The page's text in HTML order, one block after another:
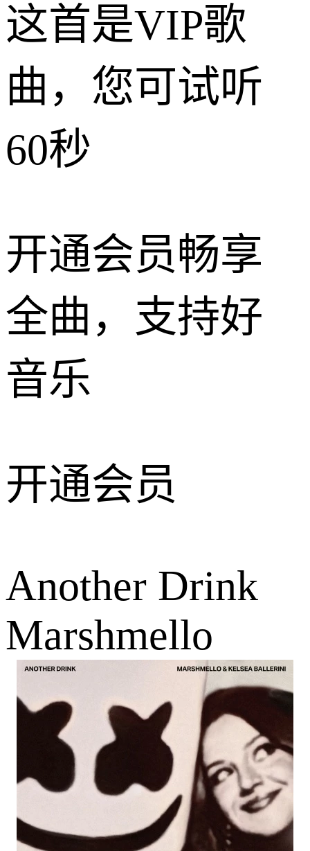
这首是VIP歌
曲，您可试听
60秒
开通会员畅享
全曲，支持好
音乐
开通会员
Another Drink
Marshmello